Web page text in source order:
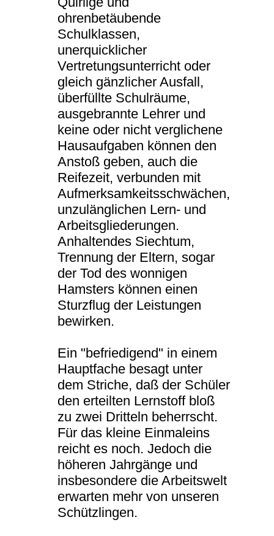
ohrenbetäubende
Schulklassen,
unerquicklicher
Vertretungsunterricht oder
gleich gänzlicher Ausfall,
überfüllte Schulräume,
ausgebrannte Lehrer und
keine oder nicht verglichene
Hausaufgaben können den
Anstoß geben, auch die
Reifezeit, verbunden mit
Aufmerksamkeitsschwächen,
unzulänglichen Lern- und
Arbeitsgliederungen.
Anhaltendes Siechtum,
Trennung der Eltern, sogar
der Tod des wonnigen
Hamsters können einen
Sturzflug der Leistungen
bewirken.
Ein "befriedigend" in einem
Hauptfache besagt unter
dem Striche, daß der Schüler
den erteilten Lernstoff bloß
zu zwei Dritteln beherrscht.
Für das kleine Einmaleins
reicht es noch. Jedoch die
höheren Jahrgänge und
insbesondere die Arbeitswelt
erwarten mehr von unseren
Schützlingen.